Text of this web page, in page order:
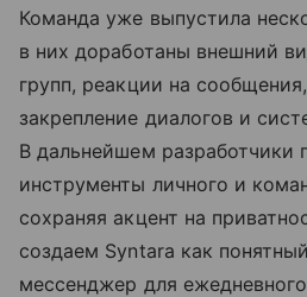
Команда уже выпустила
в них доработаны внешний
групп, реакции на
закрепление диалогов и
В дальнейшем разработчики
инструменты личного и
сохраняя акцент на
создаем Syntara как
мессенджер для